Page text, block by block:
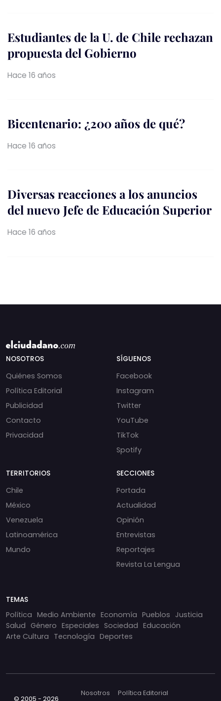
Estudiantes de la U. de Chile rechazan
propuesta del Gobierno
Hace 16 años
Bicentenario: ¿200 años de qué?
Hace 16 años
Diversas reacciones a los anuncios
del nuevo Jefe de Educación Superior
Hace 16 años
NOSOTROS
Quiénes Somos
Política Editorial
Publicidad
Contacto
Privacidad
SÍGUENOS
Facebook
Instagram
Twitter
YouTube
TikTok
Spotify
TERRITORIOS
Chile
México
Venezuela
Latinoamérica
Mundo
SECCIONES
Portada
Actualidad
Opinión
Entrevistas
Reportajes
Revista La Lengua
TEMAS
Política Medio Ambiente Economía Pueblos Justicia
Salud Género Especiales Sociedad Educación
Arte Cultura Tecnología Deportes
© 2005 - 2026
Nosotros Política Editorial